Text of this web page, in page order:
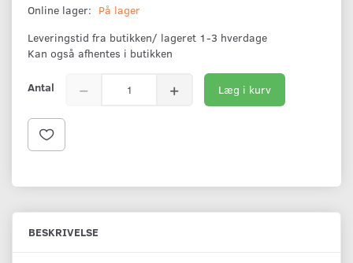
Online lager: På lager
Leveringstid fra butikken/ lageret 1-3 hverdage
Kan også afhentes i butikken
Antal Læg i kurv
BESKRIVELSE